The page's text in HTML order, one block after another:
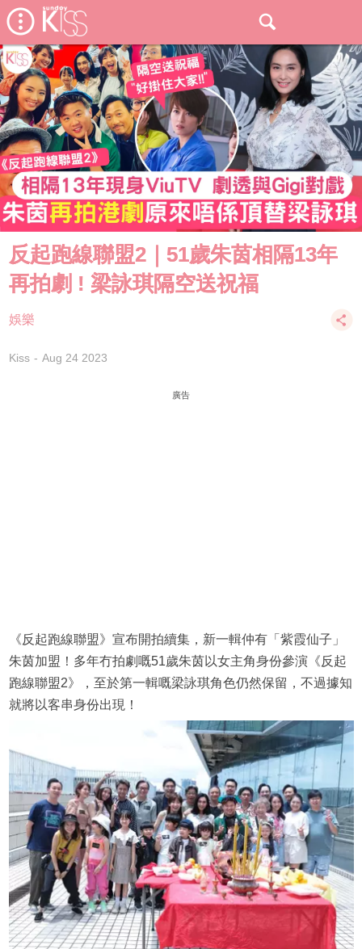
反起跑線聯盟2｜51歲朱茵相隔13年
再拍劇 ! 梁詠琪隔空送祝福
娛樂
Kiss Aug 24 2023
廣告
《反起跑線聯盟》宣布開拍續集，新一輯仲有「紫霞仙子」
朱茵加盟！多年冇拍劇嘅51歲朱茵以女主角身份參演《反起
跑線聯盟2》，至於第一輯嘅梁詠琪角色仍然保留，不過據知
就將以客串身份出現！